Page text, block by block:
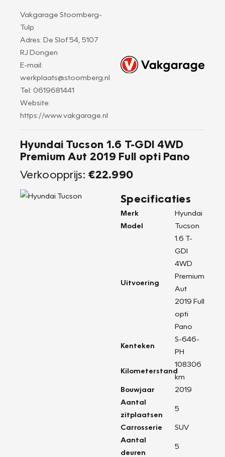
Vakgarage Stoomberg-
Tulp
Adres: De Slof 54, 5107
RJ Dongen
E-mail:
werkplaats@stoomberg.nl
Tel: 0619681441
Website:
https://www.vakgarage.nl
Hyundai Tucson 1.6 T-GDI 4WD
Premium Aut 2019 Full opti Pano
Verkoopprijs: €22.990
Specificaties
Merk
Hyundai
Model
Tucson
Uitvoering
1.6 T-
GDI
4WD
Premium
Aut
2019 Full
opti
Pano
Kenteken
S-646-
PH
Kilometerstand
108306
km
Bouwjaar
2019
Aantal
zitplaatsen
5
Carrosserie
SUV
Aantal
deuren
5